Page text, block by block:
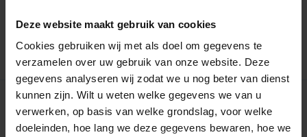
Deze website maakt gebruik van cookies
Cookies gebruiken wij met als doel om gegevens te
verzamelen over uw gebruik van onze website. Deze
gegevens analyseren wij zodat we u nog beter van dienst
kunnen zijn. Wilt u weten welke gegevens we van u
verwerken, op basis van welke grondslag, voor welke
doeleinden, hoe lang we deze gegevens bewaren, hoe we
Nog niet uitgelezen?